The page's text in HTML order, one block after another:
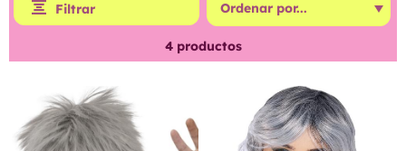
Filtrar
4productos